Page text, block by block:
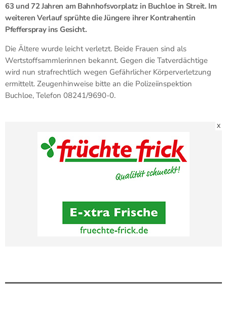
63 und 72 Jahren am Bahnhofsvorplatz in Buchloe in Streit. Im
weiteren Verlauf sprühte die Jüngere ihrer Kontrahentin
Pfefferspray ins Gesicht.
Die Ältere wurde leicht verletzt. Beide Frauen sind als
Wertstoffsammlerinnen bekannt. Gegen die Tatverdächtige
wird nun strafrechtlich wegen Gefährlicher Körperverletzung
ermittelt. Zeugenhinweise bitte an die Polizeiinspektion
Buchloe, Telefon 08241/9690-0.
X